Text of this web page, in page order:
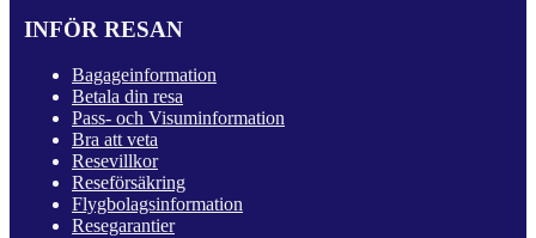
INFÖR RESAN
Bagageinformation
Betala din resa
Pass- och Visuminformation
Bra att veta
Resevillkor
Reseförsäkring
Flygbolagsinformation
Resegarantier